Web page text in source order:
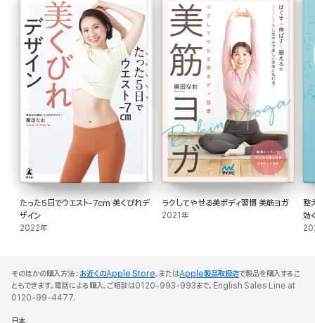
PART3 まだまだ伸びる 絶対美脚
重力に逆らう 横ももリフト
・・・
PART4 100歳まで歩ける ヘルシー美脚
健康的な体は下半身から
ひざ痛改善 エアーリフティング
・・・
PART5 始めよう!美脚習慣
美脚のヒントは日常にあり
たった5日でウエスト-7cm 美くびれデ
ザイン
2022年
ラクしてやせる美ボディ習慣 美筋ヨガ
2021年
整
効
そのほかの購入方法： お近くのApple Store、またはApple製品取扱店で製品を購入するこ
ともできます。電話による購入、ご相談は0120-993-993まで。English Sales Line at
0120-99-4477.
日本